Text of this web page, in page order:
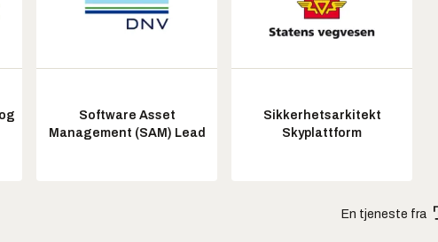
Software Asset
Management (SAM) Lead
Sikkerhetsarkitekt
Skyplattform
En tjeneste fra